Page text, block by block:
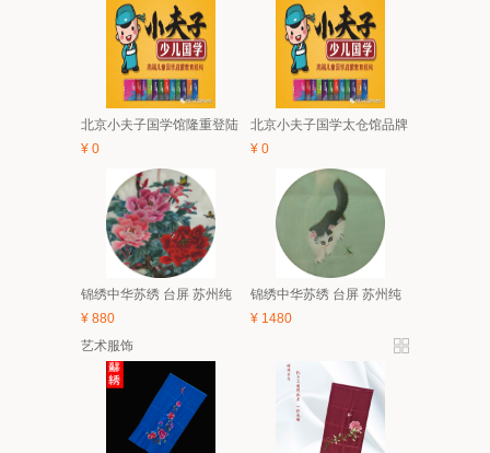
北京小夫子国学馆隆重登陆
活动开始啦！
¥ 0
北京小夫子国学太仓馆品牌
营简介
¥ 0
锦绣中华苏绣 台屏 苏州纯
装饰画 礼品
¥ 880
锦绣中华苏绣 台屏 苏州纯
装饰画 礼品
¥ 1480
艺术服饰